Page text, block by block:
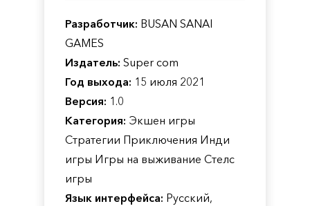
Разработчик: BUSAN SANAI
GAMES
Издатель: Super com
Год выхода: 15 июля 2021
Версия: 1.0
Категория: Экшен игры
Стратегии Приключения Инди
игры Игры на выживание Стелс
игры
Язык интерфейса: Русский,